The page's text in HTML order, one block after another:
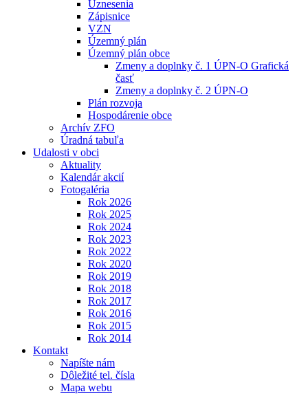
Uznesenia
Zápisnice
VZN
Územný plán
Územný plán obce
Zmeny a doplnky č. 1 ÚPN-O Grafická
časť
Zmeny a doplnky č. 2 ÚPN-O
Plán rozvoja
Hospodárenie obce
Archív ZFO
Úradná tabuľa
Udalosti v obci
Aktuality
Kalendár akcií
Fotogaléria
Rok 2026
Rok 2025
Rok 2024
Rok 2023
Rok 2022
Rok 2020
Rok 2019
Rok 2018
Rok 2017
Rok 2016
Rok 2015
Rok 2014
Kontakt
Napíšte nám
Dôležité tel. čísla
Mapa webu